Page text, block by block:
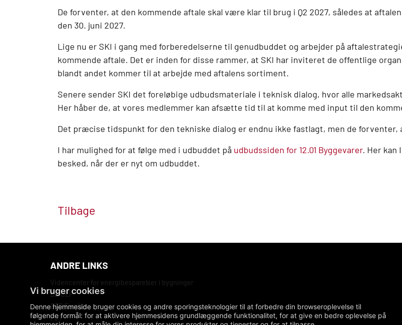
Denne hjemmeside bruger cookies og andre sporingsteknologier til at forbedre din browseroplevelse til
følgende formål:for at aktivere hjemmesidens grundlæggende funktionalitet,for at give en bedre oplevelse på
De forventer, at den kommende aftale skal være klar til brug i Q2 2027, således at
den 30. juni 2027.
Lige nu er SKI i gang med forberedelserne til genudbuddet og arbejder på
kommende aftale. Det er inden for disse rammer, at SKI har inviteret de offentlige
blandt andet kommer til at arbejde med aftalens sortiment.
Senere sender SKI det foreløbige udbudsmateriale i teknisk dialog, hvor alle
Her håber de, at vores medlemmer kan afsætte tid til at komme med input til den
Det præcise tidspunkt for den tekniske dialog er endnu ikke fastlagt, men de
I har mulighed for at følge med i udbuddet på udbudssiden for 12.01 Byggevarer. Her kan
besked, når der er nyt om udbuddet.
Tilbage
ANDRE LINKS
Videncenter for energibesparelser i bygninger
DB CLP
ØTD Fonden
FUT